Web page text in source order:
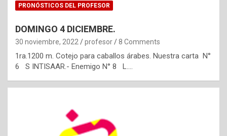
PRONÓSTICOS DEL PROFESOR
DOMINGO 4 DICIEMBRE.
30 noviembre, 2022 profesor 8 Comments
1ra.1200 m. Cotejo para caballos árabes. Nuestra carta N°
6 S INTISAAR.- Enemigo N° 8 L.…